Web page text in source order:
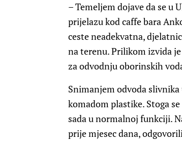
– Temeljem dojave da se u
prijelazu kod caffe bara
ceste neadekvatna,
na terenu. Prilikom izvida
za odvodnju oborinskih
Snimanjem odvoda
komadom plastike. Stoga
sada u normalnoj funkciji.
prije mjesec dana,